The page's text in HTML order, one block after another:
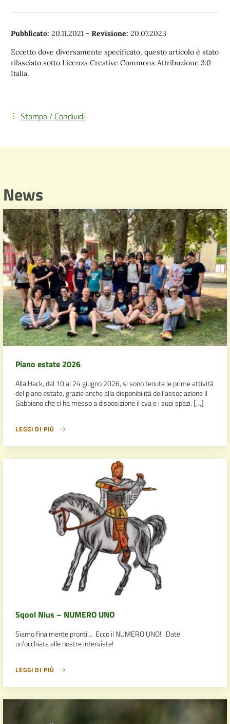
Pubblicato: 20.11.2021 - Revisione: 20.07.2023
Eccetto dove diversamente specificato, questo articolo è stato
rilasciato sotto Licenza Creative Commons Attribuzione 3.0
Italia.
Stampa / Condividi
News
Piano estate 2026
Alla Hack, dal 10 al 24 giugno 2026, si sono tenute le prime attività
del piano estate, grazie anche alla disponibilità dell’associazione Il
Gabbiano che ci ha messo a disposizione il cva e i suoi spazi. […]
LEGGI DI PIÙ
Sqool Nius – NUMERO UNO
Siamo finalmente pronti… Ecco il NUMERO UNO! Date
un’occhiata alle nostre interviste!
LEGGI DI PIÙ